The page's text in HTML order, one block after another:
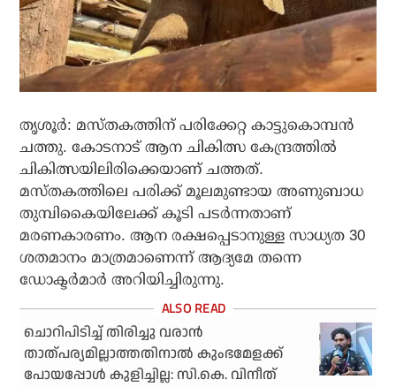
തൃശൂർ: മസ്തകത്തിന് പരിക്കേറ്റ കാട്ടുകൊമ്പൻ
ചത്തു. കോടനാട് ആന ചികിത്സ കേന്ദ്രത്തിൽ
ചികിത്സയിലിരിക്കെയാണ് ചത്തത്.
മസ്തകത്തിലെ പരിക്ക് മൂലമുണ്ടായ അണുബാധ
തുമ്പികൈയിലേക്ക് കൂടി പടർന്നതാണ്
മരണകാരണം. ആന രക്ഷപ്പെടാനുള്ള സാധ്യത 30
ശതമാനം മാത്രമാണെന്ന് ആദ്യമേ തന്നെ
ഡോക്ടർമാർ അറിയിച്ചിരുന്നു.
ചൊറിപിടിച്ച് തിരിച്ചു വരാന്‍
താത്പര്യമില്ലാത്തതിനാല്‍ കുംഭമേളക്ക്
പോയപ്പോള്‍ കുളിച്ചില്ല: സി.കെ. വിനീത്